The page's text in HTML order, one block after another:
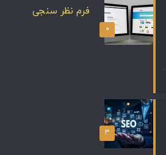
۰
۳
فرم نظر سنجی